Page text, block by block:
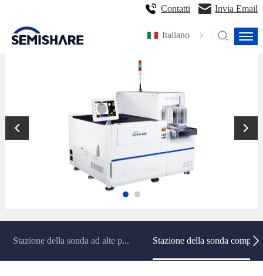
Italiano
Contatti Invia Email
Stazione della sonda ad alte p... Stazione della sonda